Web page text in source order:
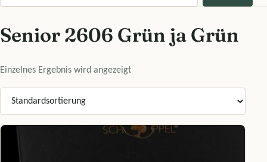
Senior 2606 Grün ja Grün
Einzelnes Ergebnis wird angezeigt